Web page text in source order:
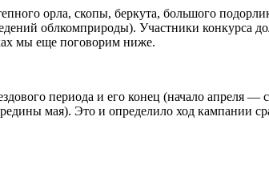
орла, скопы, беркута, большого
облкомприроды). Участники конкурса
мы еще поговорим ниже.
периода и его конец (начало апреля —
мая). Это и определило ход кампании